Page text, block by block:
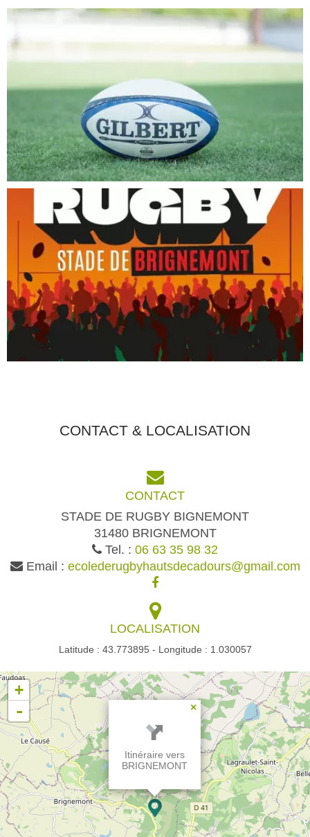
CONTACT & LOCALISATION
CONTACT
STADE DE RUGBY BIGNEMONT
31480 BRIGNEMONT
Tel. : 06 63 35 98 32
Email : ecolederugbyhautsdecadours@gmail.com
LOCALISATION
Latitude : 43.773895 - Longitude : 1.030057
×
Itinéraire vers
BRIGNEMONT
+
-